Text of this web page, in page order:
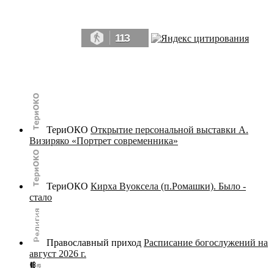
113
ТериОКО Открытие персональной выставки А.
Визиряко «Портрет современника»
ТериОКО Кирха Вуоксела (п.Ромашки). Было -
стало
Православный приход Расписание богослужений на
август 2026 г.